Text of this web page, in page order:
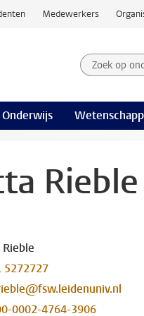
Medewerkers
Zoek op
Zoekterm
Onderwijs
Rieble
Rieble
5272727
0002-4764-3906